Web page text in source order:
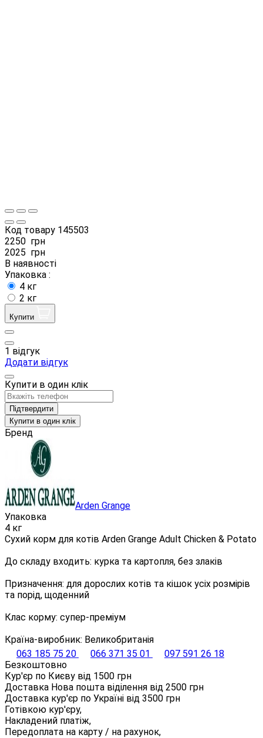
Код товару 145503
2250 грн
2025 грн
В наявності
Упаковка :
4 кг
2 кг
Купити
1 відгук
Додати відгук
Купити в один клік
Підтвердити
Купити в один клік
Бренд
Arden Grange
Упаковка
4 кг
Сухий корм для котів Arden Grange Adult Chicken & Potato
До складу входить: курка та картопля, без злаків
Призначення: для дорослих котів та кішок усіх розмірів
та порід, щоденний
Клас корму: супер-преміум
Країна-виробник: Великобританія
063 185 75 20
066 371 35 01
097 591 26 18
Безкоштовно
Кур'єр по Києву від 1500 грн
Доставка Нова пошта віділення від 2500 грн
Доставка кур'єр по Україні від 3500 грн
Готівкою кур'єру,
Накладений платіж,
Передоплата на карту / на рахунок,